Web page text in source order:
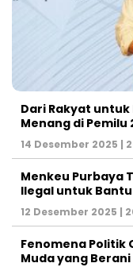
Dari Rakyat untuk
Menang di Pemilu
14 Desember 2025 |
Menkeu Purbaya
Ilegal untuk
12 Desember 2025 |
Fenomena Politik
Muda yang